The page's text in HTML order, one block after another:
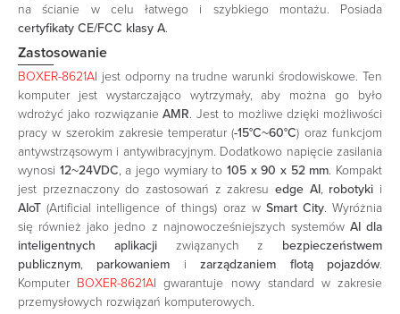
na ścianie w celu łatwego i szybkiego montażu. Posiada
certyfikaty CE/FCC klasy A.
Zastosowanie
BOXER-8621AI jest odporny na trudne warunki środowiskowe. Ten
komputer jest wystarczająco wytrzymały, aby można go było
wdrożyć jako rozwiązanieAMR. Jest to możliwe dzięki możliwości
pracy w szerokim zakresie temperatur (-15°C~60°C) oraz funkcjom
antywstrząsowym i antywibracyjnym. Dodatkowo napięcie zasilania
wynosi 12~24VDC, a jego wymiary to105 x 90 x 52 mm. Kompakt
jest przeznaczony do zastosowań z zakresu edge AI, robotyki i
AIoT (Artificial intelligence of things) oraz wSmart City. Wyróżnia
się również jako jedno z najnowocześniejszych systemów AI dla
inteligentnych aplikacjizwiązanych z bezpieczeństwem
publicznym, parkowaniem izarządzaniem flotą pojazdów.
Komputer BOXER-8621AI gwarantuje nowy standard w zakresie
przemysłowych rozwiązań komputerowych.